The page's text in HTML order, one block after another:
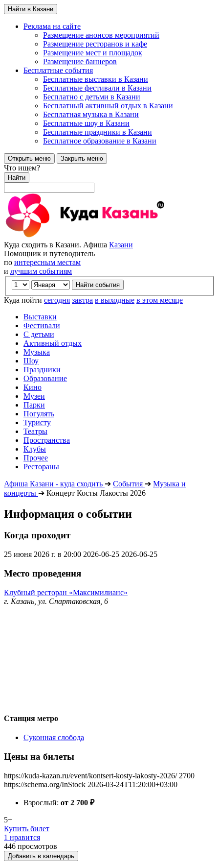
Найти в Казани
Реклама на сайте
Размещение анонсов мероприятий
Размещение ресторанов и кафе
Размещение мест и площадок
Размещение баннеров
Бесплатные события
Бесплатные выставки в Казани
Бесплатные фестивали в Казани
Бесплатно с детьми в Казани
Бесплатный активный отдых в Казани
Бесплатная музыка в Казани
Бесплатные шоу в Казани
Бесплатные праздники в Казани
Бесплатное образование в Казани
Открыть меню Закрыть меню
Что ищем?
Найти
Куда сходить в Казани. Афиша Казани
Помощник и путеводитель
по интересным местам
и лучшим событиям
Куда пойти сегодня завтра в выходные в этом месяце
Выставки
Фестивали
С детьми
Активный отдых
Музыка
Шоу
Праздники
Образование
Кино
Музеи
Парки
Погулять
Туристу
Театры
Пространства
Клубы
Прочее
Рестораны
Афиша Казани - куда сходить ➔ События ➔ Музыка и
концерты ➔ Концерт Косты Лакосты 2026
Информация о событии
Когда проходит
25 июня 2026 г. в 20:00 2026-06-25 2026-06-25
Место проведения
Клубный ресторан «Максимилианс»
г. Казань, ул. Спартаковская, 6
Станция метро
Суконная слобода
Цены на билеты
https://kuda-kazan.ru/event/kontsert-kosty-lakosty-2026/ 2700
https://schema.org/InStock 2026-03-24T11:20:00+03:00
Взрослый: от 2 700 ₽
5+
Купить билет
1 нравится
446 просмотров
Добавить в календарь